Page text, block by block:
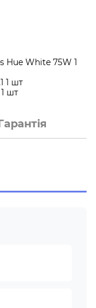
Hue White 75W 1
1 шт
шт